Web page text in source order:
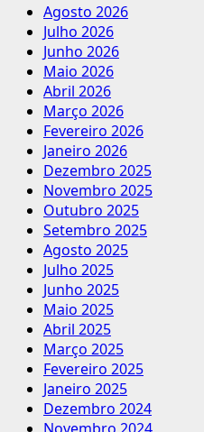
Agosto 2026
Julho 2026
Junho 2026
Maio 2026
Abril 2026
Março 2026
Fevereiro 2026
Janeiro 2026
Dezembro 2025
Novembro 2025
Outubro 2025
Setembro 2025
Agosto 2025
Julho 2025
Junho 2025
Maio 2025
Abril 2025
Março 2025
Fevereiro 2025
Janeiro 2025
Dezembro 2024